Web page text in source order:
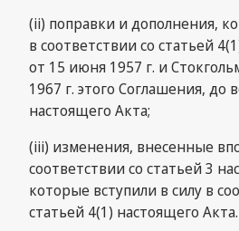
(ii) поправки и дополнения,
в соответствии со статьей
от 15 июня 1957 г. и
1967 г. этого Соглашения, до
настоящего Акта;
(iii) изменения, внесенные
соответствии со статьей 3
которые вступили в силу в
статьей 4(1) настоящего Акта.